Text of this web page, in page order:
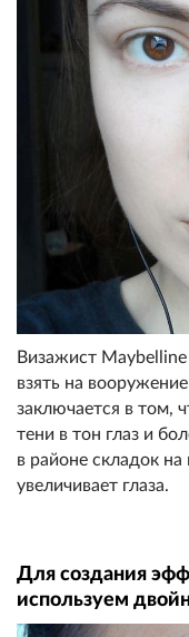
Визажист
взять на
заключается в том,
тени в тон глаз и
в районе складок
увеличивает глаза.
Для создания
используем